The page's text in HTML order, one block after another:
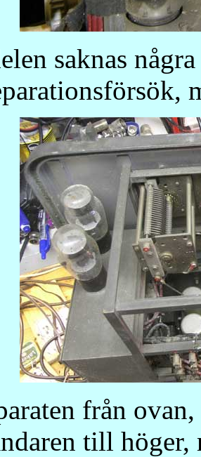
saknas
från
till höger,